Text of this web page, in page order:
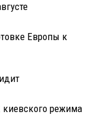
Европы к
киевского режима